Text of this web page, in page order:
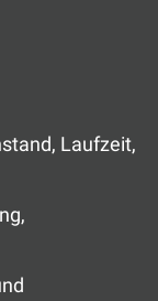
Laufzeit,